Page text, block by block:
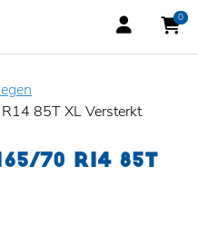
0
85T XL Versterkt
70 R14 85T